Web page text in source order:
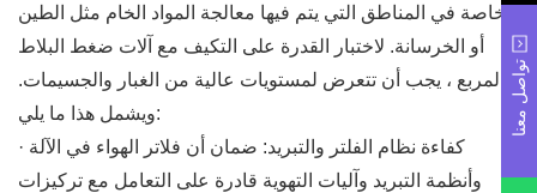
وخاصة في المناطق التي يتم فيها معالجة المواد الخام مثل الطين
أو الخرسانة. لاختبار القدرة على التكيف مع آلات ضغط البلاط
المربع ، يجب أن تتعرض لمستويات عالية من الغبار والجسيمات.
ويشمل هذا ما يلي:
· كفاءة نظام الفلتر والتبريد: ضمان أن فلاتر الهواء في الآلة
وأنظمة التبريد وآليات التهوية قادرة على التعامل مع تركيزات
تواصل معنا